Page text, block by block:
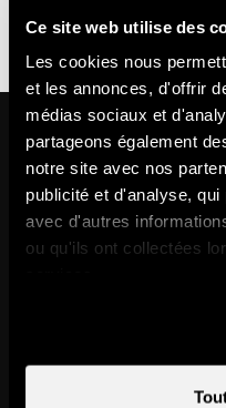
Ce site web utilise des
Les cookies nous
et les annonces, d'offrir
médias sociaux et
partageons également
notre site avec nos
publicité et d'analyse,
avec d'autres
ou qu'ils ont collectées
en
fauteuil
roulant
personnes
avec
déficience
intellectuelle
Dans les environs